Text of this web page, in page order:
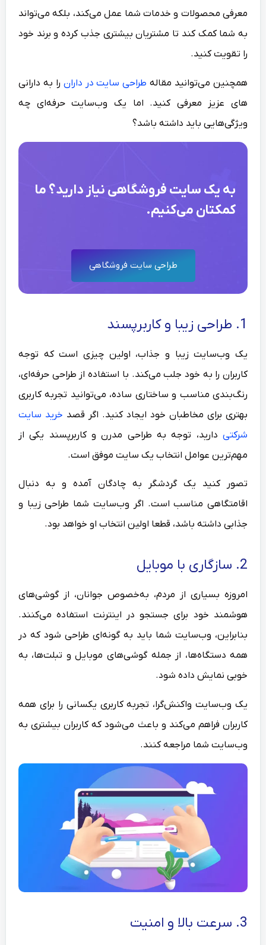
معرفی محصولات و خدمات شما عمل می‌کند، بلکه می‌تواند
به شما کمک کند تا مشتریان بیشتری جذب کرده و برند خود
را تقویت کنید.
همچنین می‌توانید مقاله طراحی سایت در داران را به دارانی
های عزیز معرفی کنید. اما یک وب‌سایت حرفه‌ای چه
ویژگی‌هایی باید داشته باشد؟
به یک سایت فروشگاهی نیاز دارید؟ ما
کمکتان می‌کنیم.
طراحی سایت فروشگاهی
1. طراحی زیبا و کاربرپسند
یک وب‌سایت زیبا و جذاب، اولین چیزی است که توجه
کاربران را به خود جلب می‌کند. با استفاده از طراحی حرفه‌ای،
رنگ‌بندی مناسب و ساختاری ساده، می‌توانید تجربه کاربری
بهتری برای مخاطبان خود ایجاد کنید. اگر قصد خرید سایت
شرکتیدارید، توجه به طراحی مدرن و کاربرپسند یکی از
مهم‌ترین عوامل انتخاب یک سایت موفق است.
تصور کنید یک گردشگر به چادگان آمده و به دنبال
اقامتگاهی مناسب است. اگر وب‌سایت شما طراحی زیبا و
جذابی داشته باشد، قطعا اولین انتخاب او خواهد بود.
2. سازگاری با موبایل
امروزه بسیاری از مردم، به‌خصوص جوانان، از گوشی‌های
هوشمند خود برای جستجو در اینترنت استفاده می‌کنند.
بنابراین، وب‌سایت شما باید به گونه‌ای طراحی شود که در
همه دستگاه‌ها، از جمله گوشی‌های موبایل و تبلت‌ها، به
خوبی نمایش داده شود.
یک وب‌سایت واکنش‌گرا، تجربه کاربری یکسانی را برای همه
کاربران فراهم می‌کند و باعث می‌شود که کاربران بیشتری به
وب‌سایت شما مراجعه کنند.
3. سرعت بالا و امنیت